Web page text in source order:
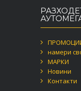
намери
МАРКИ
Новини
Контакти